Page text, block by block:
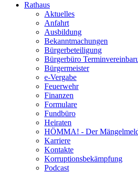
Rathaus
Aktuelles
Anfahrt
Ausbildung
Bekanntmachungen
Bürgerbeteiligung
Bürgerbüro
Bürgermeister
e-Vergabe
Feuerwehr
Finanzen
Formulare
Fundbüro
Heiraten
HÖMMA! - Der
Karriere
Kontakte
Korruptionsbekämpfung
Podcast